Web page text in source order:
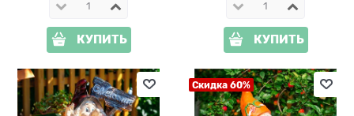
КУПИТЬ КУПИТЬ
Скидка 60%